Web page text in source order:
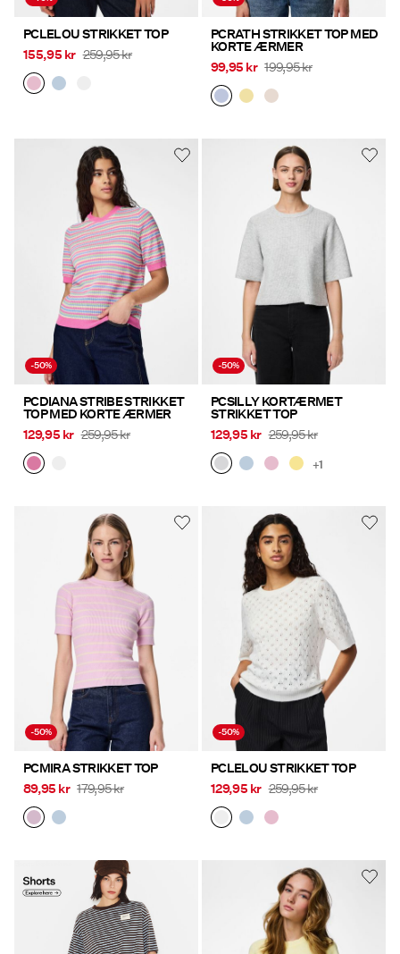
PCLELOU STRIKKET TOP
155,95 kr 259,95 kr
PCRATH STRIKKET TOP MED
KORTE ÆRMER
99,95 kr 199,95 kr
-50%
PCDIANA STRIBE STRIKKET
TOP MED KORTE ÆRMER
129,95 kr 259,95 kr
-50%
PCSILLY KORTÆRMET
STRIKKET TOP
129,95 kr 259,95 kr
+1
-50%
PCMIRA STRIKKET TOP
89,95 kr 179,95 kr
-50%
PCLELOU STRIKKET TOP
129,95 kr 259,95 kr
https://www.pieces.com/da-
dk/toej/shorts/